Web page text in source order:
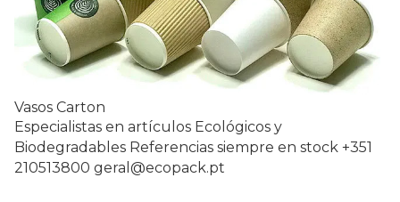
Vasos Carton
Especialistas en artículos Ecológicos y
Biodegradables Referencias siempre en stock +351
210513800 geral@ecopack.pt